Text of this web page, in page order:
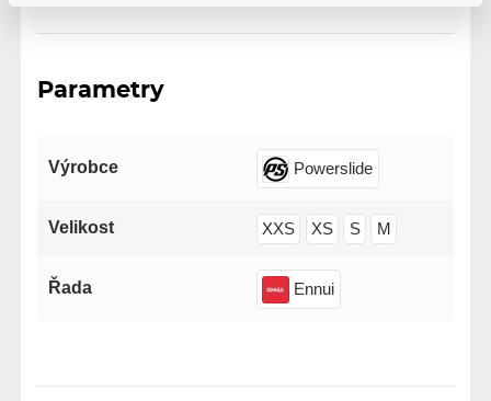
Parametry
Výrobce Powerslide
Velikost XXS XS S M
Řada Ennui